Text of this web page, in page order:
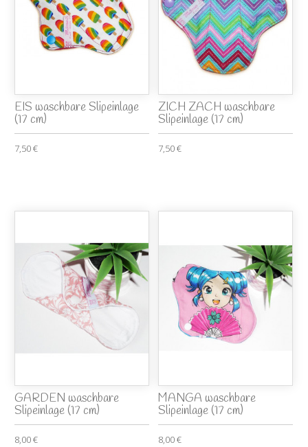
EIS waschbare Slipeinlage
(17 cm)
7,50 €
ZICH ZACH waschbare
Slipeinlage (17 cm)
7,50 €
GARDEN waschbare
Slipeinlage (17 cm)
8,00 €
MANGA waschbare
Slipeinlage (17 cm)
8,00 €